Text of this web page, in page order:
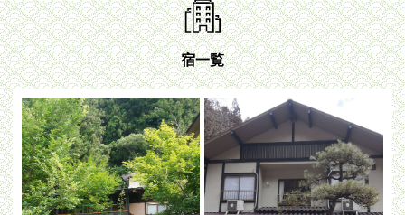
温泉 宿 お店 スポット
体験 イベント ツアー
中之条町その他のエリア
宿一覧